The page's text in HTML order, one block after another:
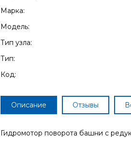
Марка:
Модель:
Тип узла:
Тип:
Код:
Описание Отзывы
Гидромотор поворота башни с